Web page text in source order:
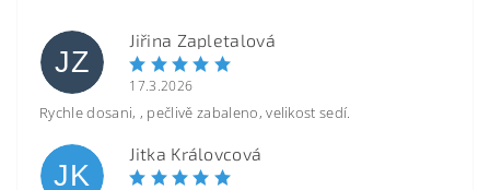
JZ
Jiřina Zapletalová
17.3.2026
Rychle dosani, , pečlivě zabaleno, velikost sedí.
JK
Jitka Královcová